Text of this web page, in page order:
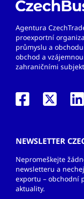
Agentura
proexportní
průmyslu a
obchod a
zahraničními
NEWSLETTER
Nepromeškejte
newsletteru a
exportu – obchodní
aktuality.